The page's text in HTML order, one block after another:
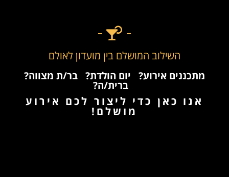
השילוב המושלם בין מועדון לאולם
מתכננים אירוע? יום הולדת? בר/ת מצווה?
ברית/ה?
אנו כאן כדי ליצור לכם אירוע
מושלם!